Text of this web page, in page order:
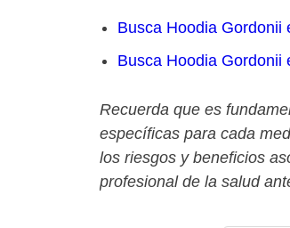
Busca Hoodia Gordonii
Busca Hoodia Gordonii
Recuerda que es
específicas para cada
los riesgos y beneficios
profesional de la salud